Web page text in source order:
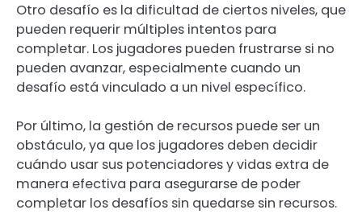
Otro desafío es la dificultad de ciertos niveles, que
pueden requerir múltiples intentos para
completar. Los jugadores pueden frustrarse si no
pueden avanzar, especialmente cuando un
desafío está vinculado a un nivel específico.
Por último, la gestión de recursos puede ser un
obstáculo, ya que los jugadores deben decidir
cuándo usar sus potenciadores y vidas extra de
manera efectiva para asegurarse de poder
completar los desafíos sin quedarse sin recursos.